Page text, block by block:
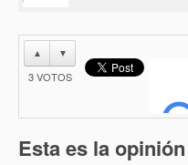
▲ ▼
3VOTOS
Esta es la